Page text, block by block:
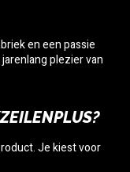
en een passie
plezier van
Je kiest voor